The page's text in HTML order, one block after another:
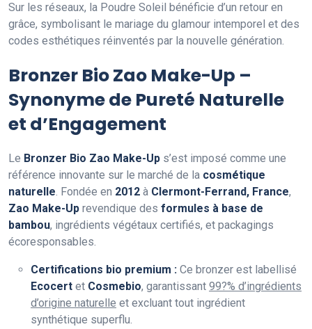
Sur les réseaux, la Poudre Soleil bénéficie d’un retour en
grâce, symbolisant le mariage du glamour intemporel et des
codes esthétiques réinventés par la nouvelle génération.
Bronzer Bio Zao Make-Up –
Synonyme de Pureté Naturelle
et d’Engagement
Le Bronzer Bio Zao Make-Up s’est imposé comme une
référence innovante sur le marché de la cosmétique
naturelle. Fondée en 2012 à Clermont-Ferrand, France,
Zao Make-Up revendique des formules à base de
bambou, ingrédients végétaux certifiés, et packagings
écoresponsables.
Certifications bio premium : Ce bronzer est labellisé
Ecocert et Cosmebio, garantissant 99?% d’ingrédients
d’origine naturelle et excluant tout ingrédient
synthétique superflu.